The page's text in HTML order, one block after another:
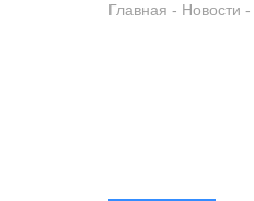
Главная - Новости -